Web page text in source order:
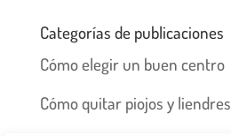
Categorías de publicaciones
Cómo elegir un buen centro
Cómo quitar piojos y liendres